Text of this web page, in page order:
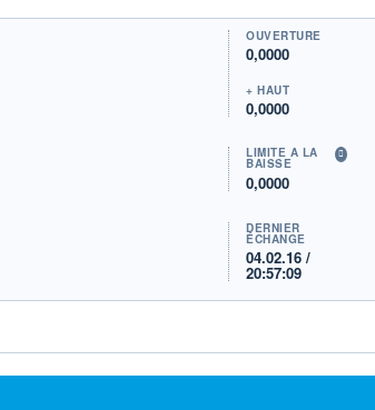
OUVERTURE
0,0000
+ HAUT
0,0000
LIMITE À LA
BAISSE
0,0000
DERNIER
ÉCHANGE
04.02.16 /
20:57:09